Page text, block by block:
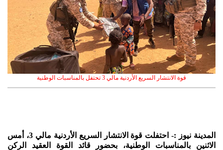
قوة الانتشار السريع الأردنية مالي 3 تحتفل بالمناسبات الوطنية
المدينة نيوز :- احتفلت قوة الانتشار السريع الأردنية مالي 3، أمس
الاثنين بالمناسبات الوطنية، بحضور قائد القوة العقيد الركن